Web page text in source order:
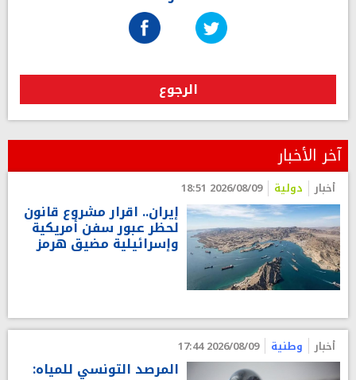
الرجوع
آخر الأخبار
أخبار دولية 2026/08/09 18:51
إيران.. اقرار مشروع قانون
لحظر عبور سفن أمريكية
وإسرائيلية مضيق هرمز
أخبار وطنية 2026/08/09 17:44
المرصد التونسي للمياه: